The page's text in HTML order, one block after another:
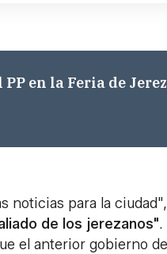
en la Feria de
noticias para la
de los jerezanos".
el anterior gobierno